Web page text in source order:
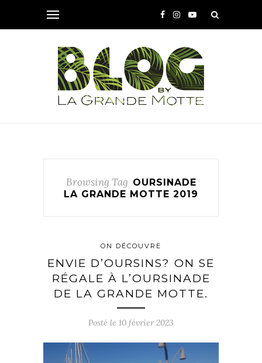
Browsing Tag OURSINADE
LA GRANDE MOTTE 2019
ON DÉCOUVRE
ENVIE D’OURSINS? ON SE
RÉGALE À L’OURSINADE
DE LA GRANDE MOTTE.
Posté le 10 février 2023